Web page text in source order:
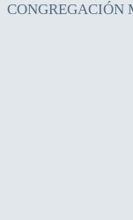
CONGREGACIÓN